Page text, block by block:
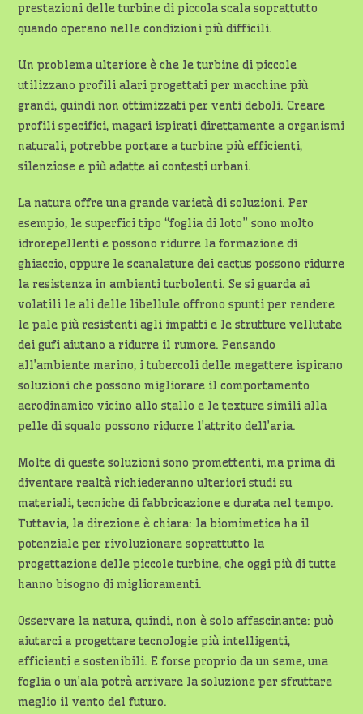
prestazioni delle turbine di piccola scala soprattutto
quando operano nelle condizioni più difficili.
Un problema ulteriore è che le turbine di piccole
utilizzano profili alari progettati per macchine più
grandi, quindi non ottimizzati per venti deboli. Creare
profili specifici, magari ispirati direttamente a organismi
naturali, potrebbe portare a turbine più efficienti,
silenziose e più adatte ai contesti urbani.
La natura offre una grande varietà di soluzioni. Per
esempio, le superfici tipo “foglia di loto” sono molto
idrorepellenti e possono ridurre la formazione di
ghiaccio, oppure le scanalature dei cactus possono ridurre
la resistenza in ambienti turbolenti. Se si guarda ai
volatili le ali delle libellule offrono spunti per rendere
le pale più resistenti agli impatti e le strutture vellutate
dei gufi aiutano a ridurre il rumore. Pensando
all’ambiente marino, i tubercoli delle megattere ispirano
soluzioni che possono migliorare il comportamento
aerodinamico vicino allo stallo e le texture simili alla
pelle di squalo possono ridurre l’attrito dell’aria.
Molte di queste soluzioni sono promettenti, ma prima di
diventare realtà richiederanno ulteriori studi su
materiali, tecniche di fabbricazione e durata nel tempo.
Tuttavia, la direzione è chiara: la biomimetica ha il
potenziale per rivoluzionare soprattutto la
progettazione delle piccole turbine, che oggi più di tutte
hanno bisogno di miglioramenti.
Osservare la natura, quindi, non è solo affascinante: può
aiutarci a progettare tecnologie più intelligenti,
efficienti e sostenibili. E forse proprio da un seme, una
foglia o un’ala potrà arrivare la soluzione per sfruttare
meglio il vento del futuro.